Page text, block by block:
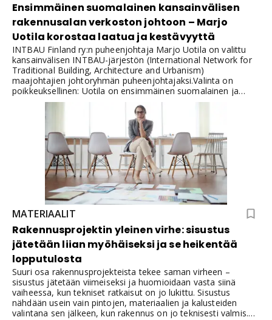
Ensimmäinen suomalainen kansainvälisen
rakennusalan verkoston johtoon – Marjo
Uotila korostaa laatua ja kestävyyttä
INTBAU Finland ry:n puheenjohtaja Marjo Uotila on valittu
kansainvälisen INTBAU-järjestön (International Network for
Traditional Building, Architecture and Urbanism)
maajohtajien johtoryhmän puheenjohtajaksi.Valinta on
poikkeuksellinen: Uotila on ensimmäinen suomalainen ja
ensimmäinen nainen tehtävässä. INTBAU on
maailmanlaajuinen verkosto, jonka perustaja on Ison-
Britannian kuningas Charles III, ja se kokoaa yhteen yli 40
maassa toimivat organisaatiot.
MATERIAALIT
Rakennusprojektin yleinen virhe: sisustus
jätetään liian myöhäiseksi ja se heikentää
lopputulosta
Suuri osa rakennusprojekteista tekee saman virheen –
sisustus jätetään viimeiseksi ja huomioidaan vasta siinä
vaiheessa, kun tekniset ratkaisut on jo lukittu. Sisustus
nähdään usein vain pintojen, materiaalien ja kalusteiden
valintana sen jälkeen, kun rakennus on jo teknisesti valmis.